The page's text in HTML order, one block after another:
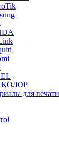
для печати